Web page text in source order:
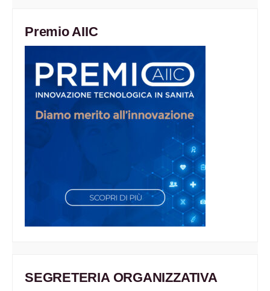
Premio AIIC
SEGRETERIA ORGANIZZATIVA